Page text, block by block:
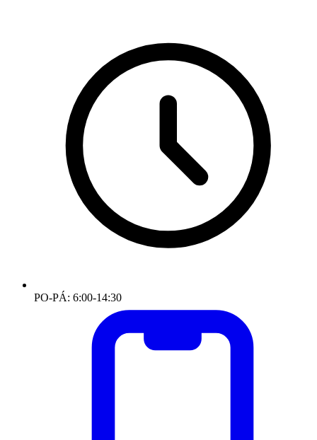
PO-PÁ: 6:00-14:30